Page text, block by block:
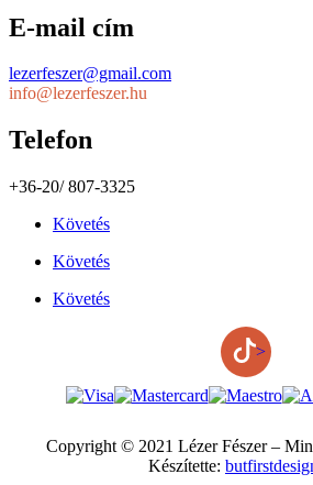
E-mail cím
lezerfeszer@gmail.com
info@lezerfeszer.hu
Telefon
+36-20/ 807-3325
Követés
Követés
Követés
>
Copyright © 2021 Lézer Fészer –
Készítette: